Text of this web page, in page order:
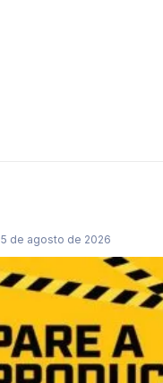
5 de agosto de 2026